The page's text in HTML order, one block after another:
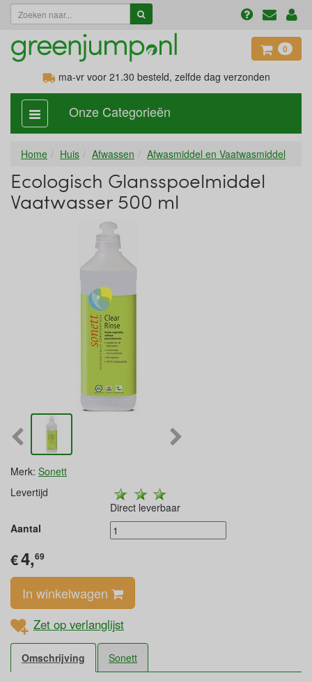
0
ma-vr voor 21.30 besteld, zelfde dag verzonden
categorie
aan,
Onze Categorieën
Home Huis Afwassen Afwasmiddel en Vaatwasmiddel
Ecologisch Glansspoelmiddel
Vaatwasser 500 ml
Merk: Sonett
Levertijd
Direct leverbaar
Aantal
€4,69
In winkelwagen
Zet op verlanglijst
Omschrijving Sonett